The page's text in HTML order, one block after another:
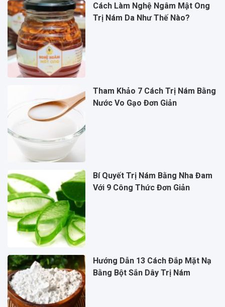
Cách Làm Nghệ Ngâm Mật Ong
Trị Nám Da Như Thế Nào?
Tham Khảo 7 Cách Trị Nám Bằng
Nước Vo Gạo Đơn Giản
Bí Quyết Trị Nám Bằng Nha Đam
Với 9 Công Thức Đơn Giản
Hướng Dẫn 13 Cách Đắp Mặt Nạ
Bằng Bột Sắn Dây Trị Nám